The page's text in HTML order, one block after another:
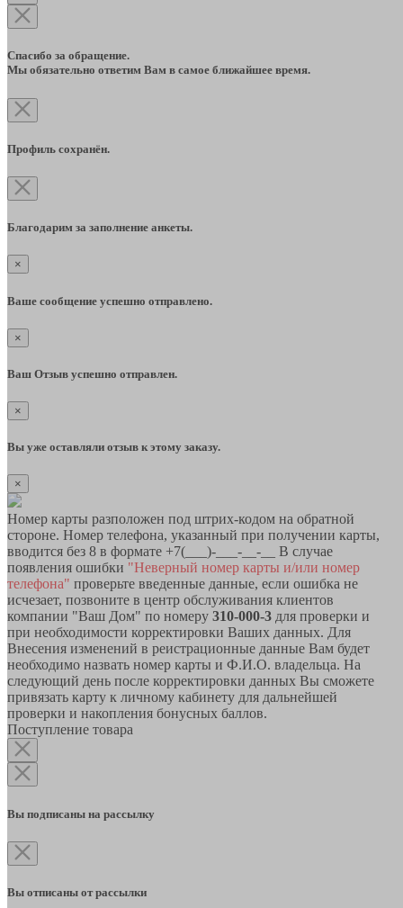
Спасибо за обращение.
Мы обязательно ответим Вам в самое ближайшее время.
Профиль сохранён.
Благодарим за заполнение анкеты.
×
Ваше сообщение успешно отправлено.
×
Ваш Отзыв успешно отправлен.
×
Вы уже оставляли отзыв к этому заказу.
×
Номер карты разположен под штрих-кодом на обратной
стороне. Номер телефона, указанный при получении карты,
вводится без 8 в формате +7(___)-___-__-__ В случае
появления ошибки "Неверный номер карты и/или номер
телефона" проверьте введенные данные, если ошибка не
исчезает, позвоните в центр обслуживания клиентов
компании "Ваш Дом" по номеру 310-000-3 для проверки и
при необходимости корректировки Ваших данных. Для
Внесения изменений в реистрационные данные Вам будет
необходимо назвать номер карты и Ф.И.О. владельца. На
следующий день после корректировки данных Вы сможете
привязать карту к личному кабинету для дальнейшей
проверки и накопления бонусных баллов.
Поступление товара
Вы подписаны на рассылку
Вы отписаны от рассылки